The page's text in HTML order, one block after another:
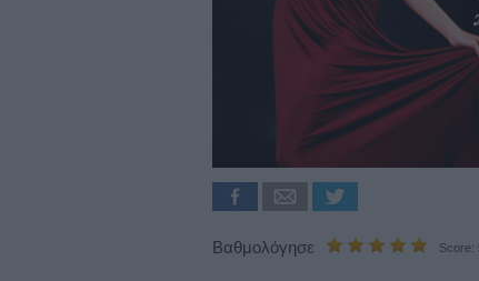
Βαθμολόγησε Score: